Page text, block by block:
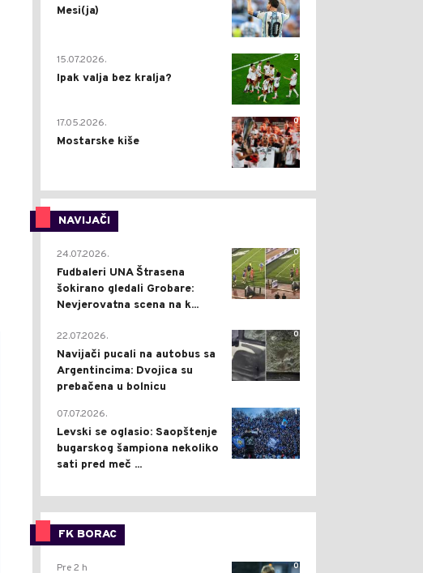
Mesi(ja)
2
15.07.2026.
Ipak valja bez kralja?
0
17.05.2026.
Mostarske kiše
NAVIJAČI
0
24.07.2026.
Fudbaleri UNA Štrasena
šokirano gledali Grobare:
Nevjerovatna scena na k...
0
22.07.2026.
Navijači pucali na autobus sa
Argentincima: Dvojica su
prebačena u bolnicu
1
07.07.2026.
Levski se oglasio: Saopštenje
bugarskog šampiona nekoliko
sati pred meč ...
FK BORAC
0
Pre 2 h